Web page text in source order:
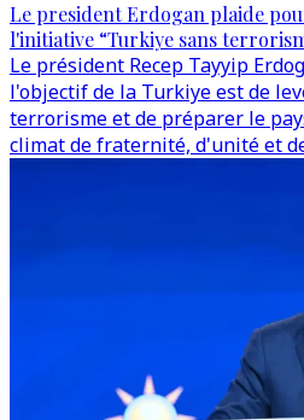
Le president Erdogan plaide
l'initiative “Turkiye sans
Le président Recep Tayyip
l'objectif de la Turkiye est de
terrorisme et de préparer le
climat de fraternité, d'unité et